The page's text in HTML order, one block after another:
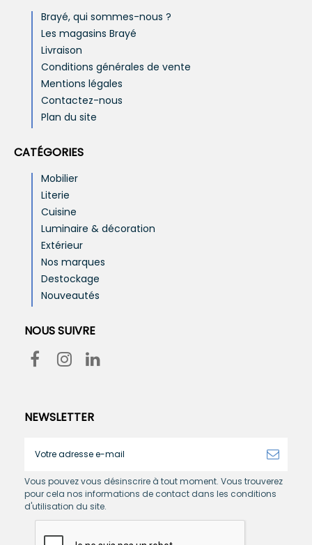
Brayé, qui sommes-nous ?
Les magasins Brayé
Livraison
Conditions générales de vente
Mentions légales
Contactez-nous
Plan du site
CATÉGORIES
Mobilier
Literie
Cuisine
Luminaire & décoration
Extérieur
Nos marques
Destockage
Nouveautés
NOUS SUIVRE
NEWSLETTER
Vous pouvez vous désinscrire à tout moment. Vous trouverez
pour cela nos informations de contact dans les conditions
d'utilisation du site.